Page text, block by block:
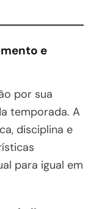
e
por sua
temporada. A
disciplina e
para igual em